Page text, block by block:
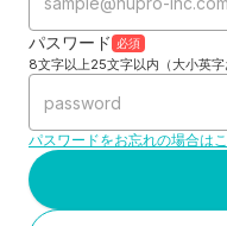
パスワード 必須
8文字以上25文字以内（大小英字
パスワードをお忘れの場合は